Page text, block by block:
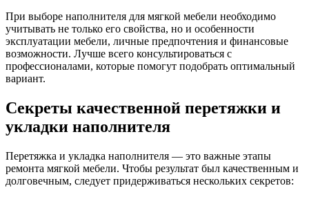
При выборе наполнителя для мягкой мебели необходимо
учитывать не только его свойства, но и особенности
эксплуатации мебели, личные предпочтения и финансовые
возможности. Лучше всего консультироваться с
профессионалами, которые помогут подобрать оптимальный
вариант.
Секреты качественной перетяжки и
укладки наполнителя
Перетяжка и укладка наполнителя — это важные этапы
ремонта мягкой мебели. Чтобы результат был качественным и
долговечным, следует придерживаться нескольких секретов: